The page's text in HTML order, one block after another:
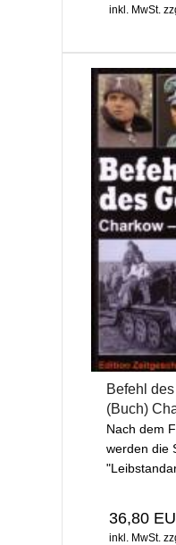
inkl. MwSt.
Befehl
(Buch)
Nach dem
werden die
36,80
inkl. MwSt.